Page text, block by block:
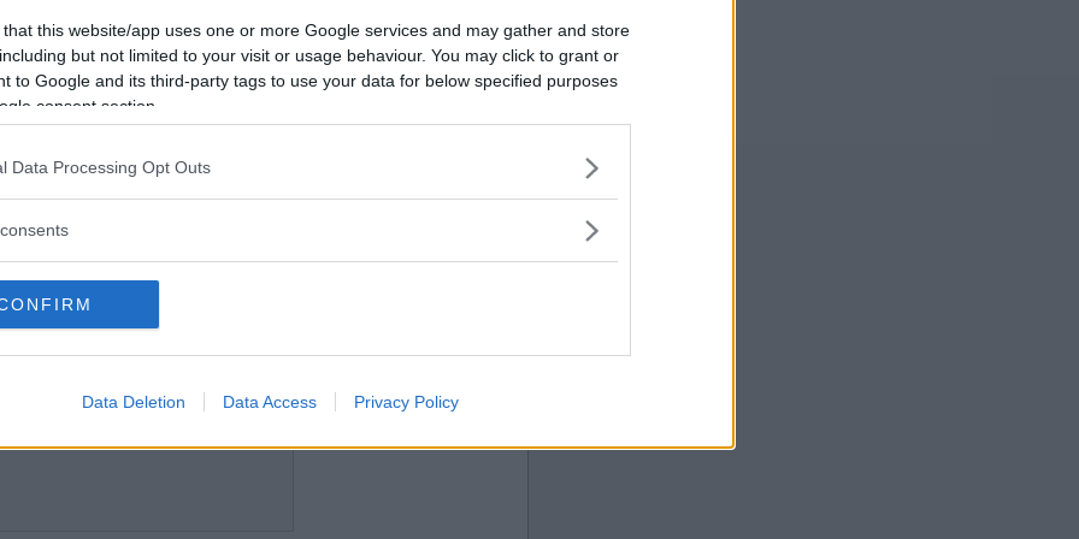
that this website/app uses one or more Google services and may gather and store
but not limited to your visit or usage behaviour. You may click to grant or
to Google and its third-party tags to use your data for below specified purposes
consent section.
Data Processing Opt Outs
Data Deletion Data Access Privacy Policy
Vill du bli
medlem?